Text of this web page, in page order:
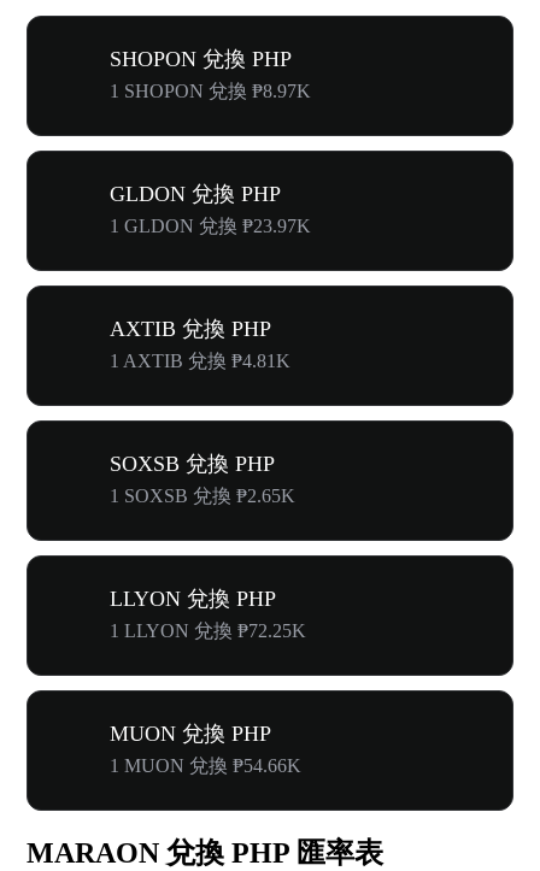
SHOPON 兌換 PHP
1 SHOPON 兌換 ₱8.97K
GLDON 兌換 PHP
1 GLDON 兌換 ₱23.97K
AXTIB 兌換 PHP
1 AXTIB 兌換 ₱4.81K
SOXSB 兌換 PHP
1 SOXSB 兌換 ₱2.65K
LLYON 兌換 PHP
1 LLYON 兌換 ₱72.25K
MUON 兌換 PHP
1 MUON 兌換 ₱54.66K
MARAON 兌換 PHP 匯率表